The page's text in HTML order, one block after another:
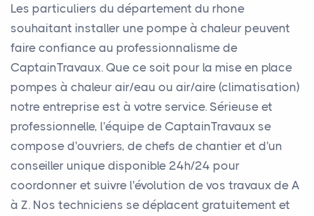
Les particuliers du département du rhone
souhaitant installer une pompe à chaleur peuvent
faire confiance au professionnalisme de
CaptainTravaux. Que ce soit pour la mise en place
pompes à chaleur air/eau ou air/aire (climatisation)
notre entreprise est à votre service. Sérieuse et
professionnelle, l'équipe de CaptainTravaux se
compose d'ouvriers, de chefs de chantier et d'un
conseiller unique disponible 24h/24 pour
coordonner et suivre l'évolution de vos travaux de A
à Z. Nos techniciens se déplacent gratuitement et